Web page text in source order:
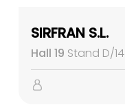
SIRFRAN S.L.
Hall 19 Stand D/14